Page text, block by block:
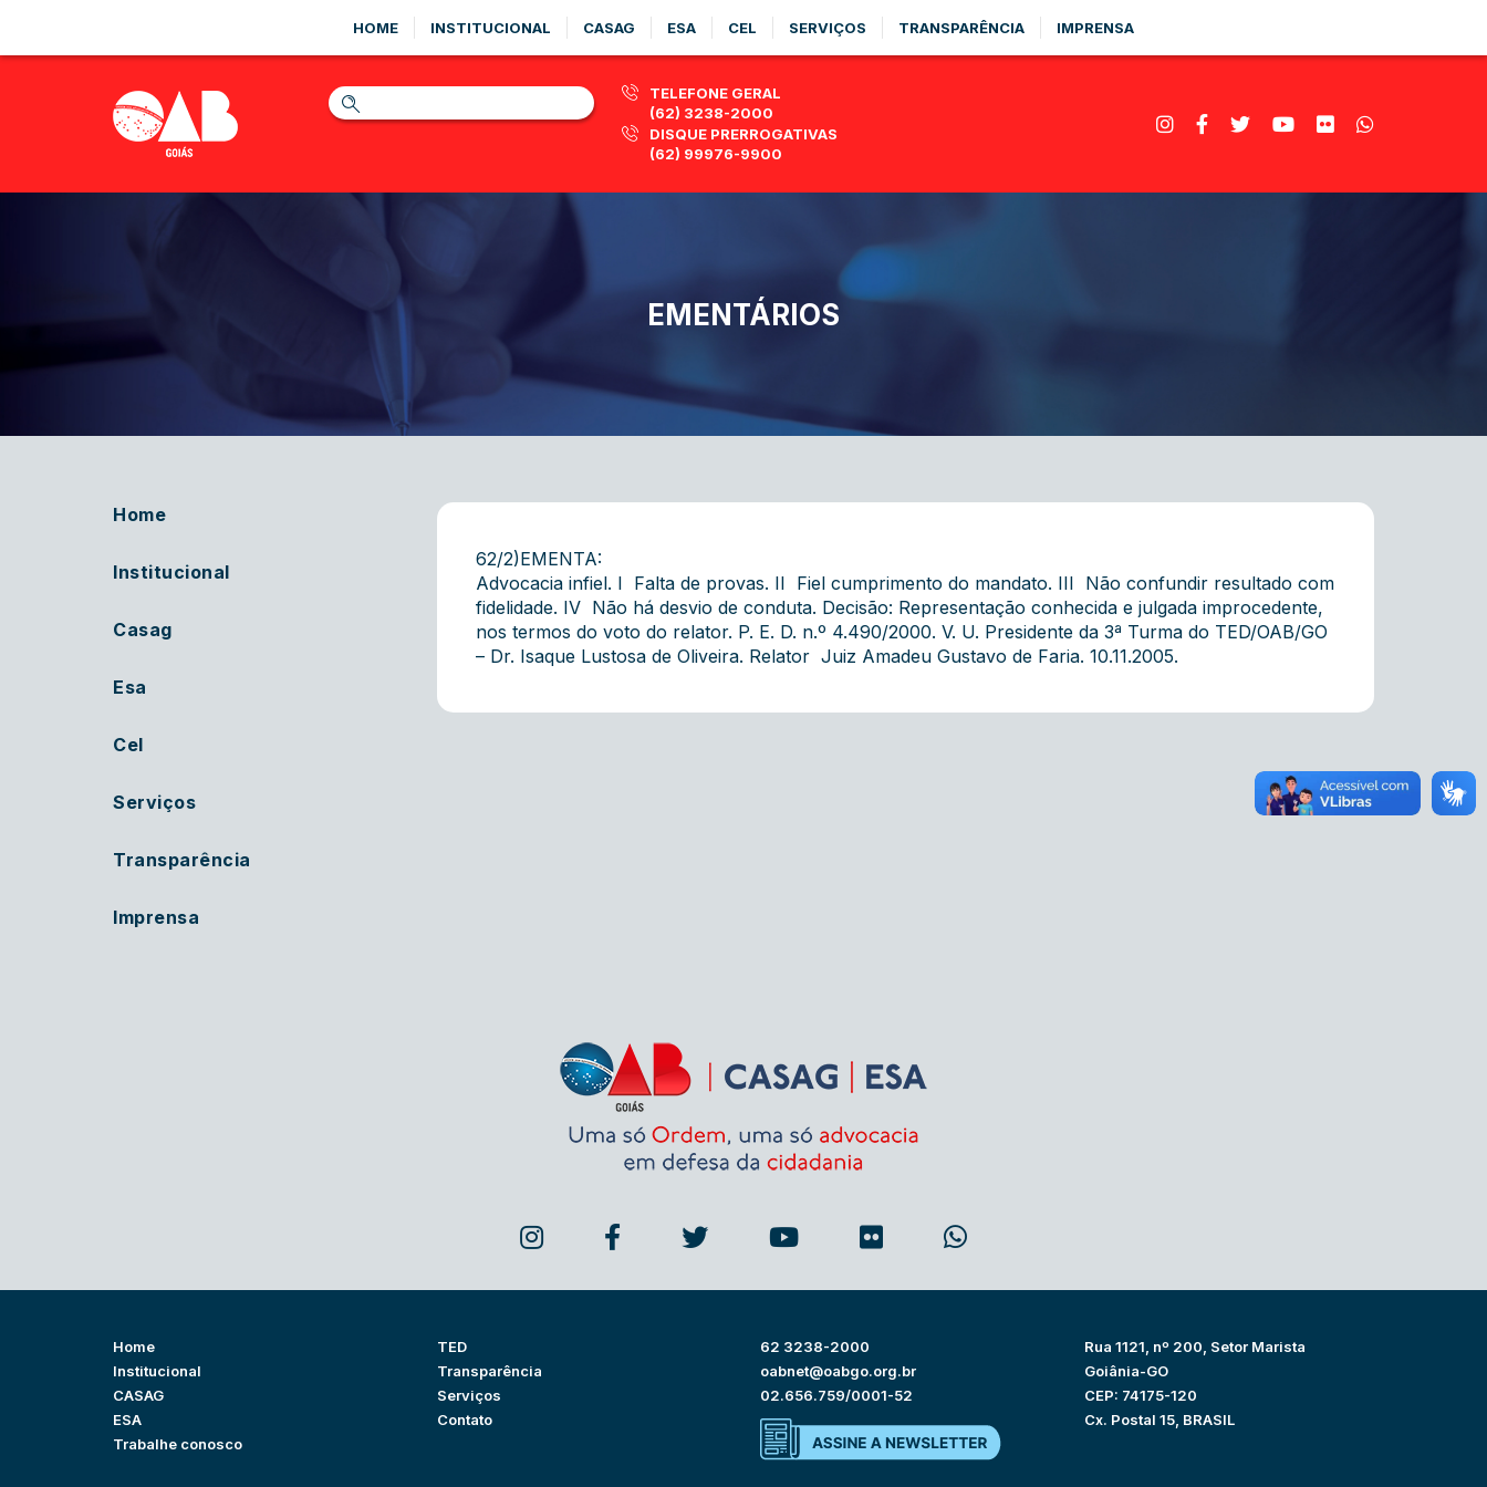
HOME INSTITUCIONAL CASAG ESA CEL SERVIÇOS TRANSPARÊNCIA IMPRENSA
TELEFONE GERAL
(62) 3238-2000
DISQUE PRERROGATIVAS
(62) 99976-9900
EMENTÁRIOS
Home
Institucional
Casag
Esa
Cel
Serviços
Transparência
Imprensa
62/2)EMENTA:
Advocacia infiel. I  Falta de provas. II  Fiel cumprimento do mandato. III  Não confundir resultado com
fidelidade. IV  Não há desvio de conduta. Decisão: Representação conhecida e julgada improcedente,
nos termos do voto do relator. P. E. D. n.º 4.490/2000. V. U. Presidente da 3ª Turma do TED/OAB/GO
– Dr. Isaque Lustosa de Oliveira. Relator  Juiz Amadeu Gustavo de Faria. 10.11.2005.
Home
Institucional
CASAG
ESA
Trabalhe conosco
TED
Transparência
Serviços
Contato
62 3238-2000
oabnet@oabgo.org.br
02.656.759/0001-52
Rua 1121, nº 200, Setor Marista
Goiânia-GO
CEP: 74175-120
Cx. Postal 15, BRASIL